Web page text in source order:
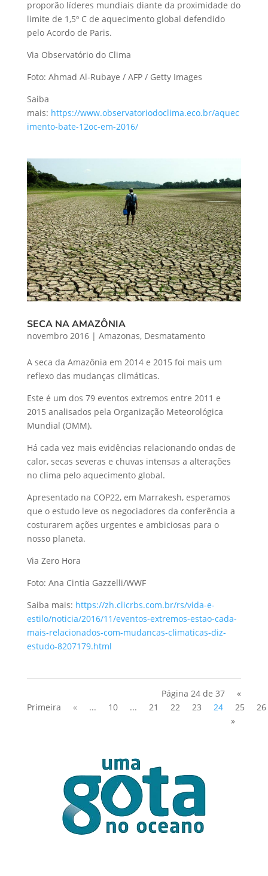
proporão líderes mundiais diante da proximidade do
limite de 1,5º C de aquecimento global defendido
pelo Acordo de Paris.
Via Observatório do Clima
Foto: Ahmad Al-Rubaye / AFP / Getty Images
Saiba
mais: https://www.observatoriodoclima.eco.br/aquec
imento-bate-12oc-em-2016/
SECA NA AMAZÔNIA
novembro 2016| Amazonas, Desmatamento
A seca da Amazônia em 2014 e 2015 foi mais um
reflexo das mudanças climáticas.
Este é um dos 79 eventos extremos entre 2011 e
2015 analisados pela Organização Meteorológica
Mundial (OMM).
Há cada vez mais evidências relacionando ondas de
calor, secas severas e chuvas intensas a alterações
no clima pelo aquecimento global.
Apresentado na COP22, em Marrakesh, esperamos
que o estudo leve os negociadores da conferência a
costurarem ações urgentes e ambiciosas para o
nosso planeta.
Via Zero Hora
Foto: Ana Cintia Gazzelli/WWF
Saiba mais: https://zh.clicrbs.com.br/rs/vida-e-
estilo/noticia/2016/11/eventos-extremos-estao-cada-
mais-relacionados-com-mudancas-climaticas-diz-
estudo-8207179.html
Página 24 de 37
«
Primeira
« ... 10 ... 21 22 23 24 25
26
»